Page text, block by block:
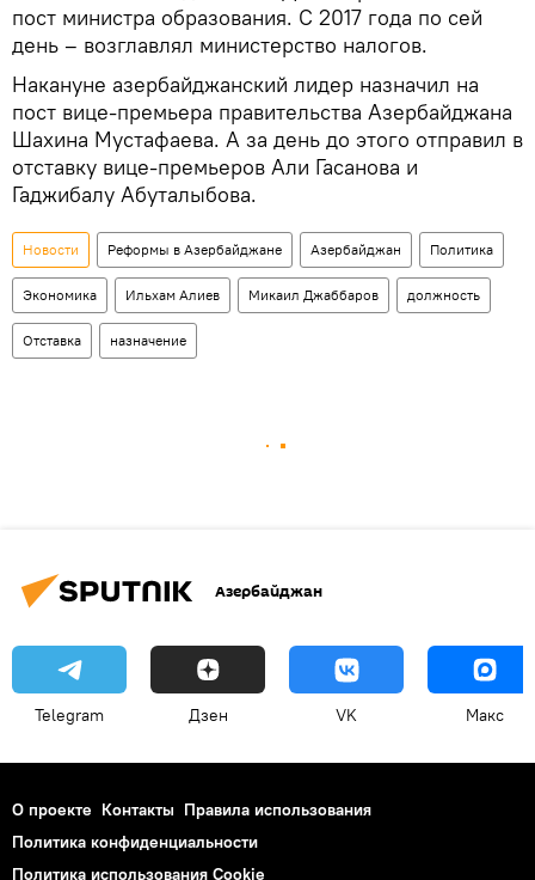
пост министра образования. С 2017 года по сей
день – возглавлял министерство налогов.
Накануне азербайджанский лидер назначил на
пост вице-премьера правительства Азербайджана
Шахина Мустафаева. А за день до этого отправил в
отставку вице-премьеров Али Гасанова и
Гаджибалу Абуталыбова.
Новости Реформы в Азербайджане Азербайджан Политика
Экономика Ильхам Алиев Микаил Джаббаров должность
Отставка назначение
Азербайджан
Telegram Дзен VK Макс
О проекте Контакты Правила использования
Политика конфиденциальности
Политика использования Cookie